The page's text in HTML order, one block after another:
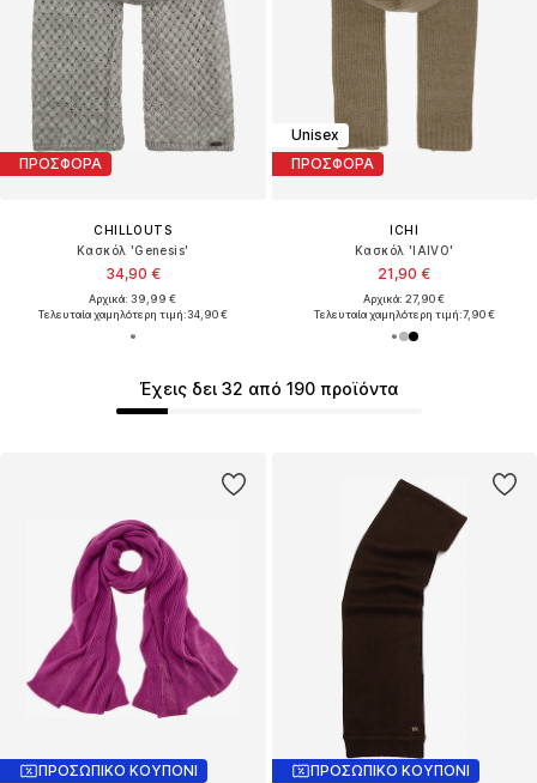
ΠΡΟΣΦΟΡΑ
CHILLOUTS
Κασκόλ 'Genesis'
34,90 €
Αρχικά: 39,99 €
Τελευταία χαμηλότερη τιμή:34,90 €
Έχεις δει 32 από 190 προϊόντα
Unisex
ΠΡΟΣΦΟΡΑ
ICHI
Κασκόλ 'IAIVO'
21,90 €
Αρχικά: 27,90 €
Τελευταία χαμηλότερη τιμή:7,90 €
ΠΡΟΣΩΠΙΚΟ ΚΟΥΠΟΝΙ ΠΡΟΣΩΠΙΚΟ ΚΟΥΠΟΝΙ